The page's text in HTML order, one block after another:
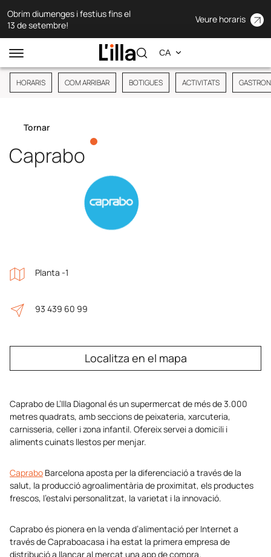
Obrim diumenges i festius fins el
13 de setembre!
Veure horaris
HORARIS COM ARRIBAR BOTIGUES ACTIVITATS
Tornar
Caprabo
Planta -1
93 439 60 99
Localitza en el mapa
Caprabo de L’Illa Diagonal és un supermercat de més de 3.000
metres quadrats, amb seccions de peixateria, xarcuteria,
carnisseria, celler i zona infantil. Ofereix servei a domicili i
aliments cuinats llestos per menjar.
Caprabo Barcelona aposta per la diferenciació a través de la
salut, la producció agroalimentària de proximitat, els productes
frescos, l’estalvi personalitzat, la varietat i la innovació.
Caprabo és pionera en la venda d’alimentació per Internet a
través de Capraboacasa i ha estat la primera empresa de
distribució a llançar al mercat una app de compra.